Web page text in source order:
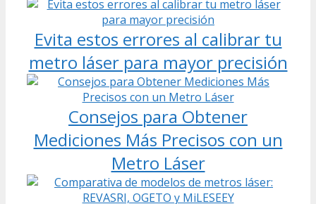
Evita estos errores al calibrar tu
metro láser para mayor precisión
Consejos para Obtener
Mediciones Más Precisos con un
Metro Láser